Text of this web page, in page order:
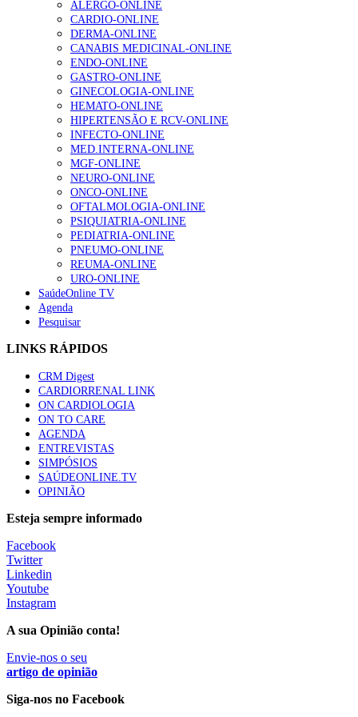
Quase quatro em cada dez doentes com enfarte
apresentavam níveis elevados de Lp(a), revela estudo
86 visualizações
“Os programas de rastreio do cancro do pulmão são
custo-efetivos e representam um investimento
sustentável para os sistemas de saúde”
66 visualizações
Trodelvy aprovado para primeira linha no cancro da
mama triplo negativo metastático em doentes não
elegíveis para inibidores PD-(L)1
61 visualizações
Especialistas defendem mais potássio na alimentação
para ajudar a controlar a hipertensão
ALERGO-ONLINE
CARDIO-ONLINE
DERMA-ONLINE
CANABIS MEDICINAL-ONLINE
ENDO-ONLINE
GASTRO-ONLINE
GINECOLOGIA-ONLINE
HEMATO-ONLINE
HIPERTENSÃO E RCV-ONLINE
INFECTO-ONLINE
MED.INTERNA-ONLINE
MGF-ONLINE
NEURO-ONLINE
ONCO-ONLINE
OFTALMOLOGIA-ONLINE
PSIQUIATRIA-ONLINE
PEDIATRIA-ONLINE
PNEUMO-ONLINE
REUMA-ONLINE
URO-ONLINE
SaúdeOnline TV
Agenda
Pesquisar
LINKS RÁPIDOS
CRM Digest
CARDIORRENAL LINK
ON CARDIOLOGIA
ON TO CARE
AGENDA
ENTREVISTAS
SIMPÓSIOS
SAÚDEONLINE.TV
OPINIÃO
Esteja sempre informado
Facebook
Twitter
Linkedin
Youtube
Instagram
A sua Opinião conta!
Envie-nos o seu
artigo de opinião
Siga-nos no Facebook